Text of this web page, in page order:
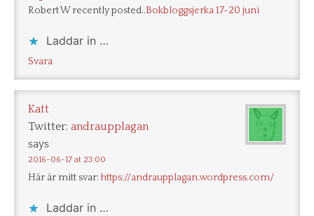
Robert W recently posted..Bokbloggsjerka 17-20 juni
Laddar in …
Svara
Katt
Twitter: andraupplagan
says
2016-06-17 at 23:00
Här är mitt svar: https://andraupplagan.wordpress.com/
Laddar in …